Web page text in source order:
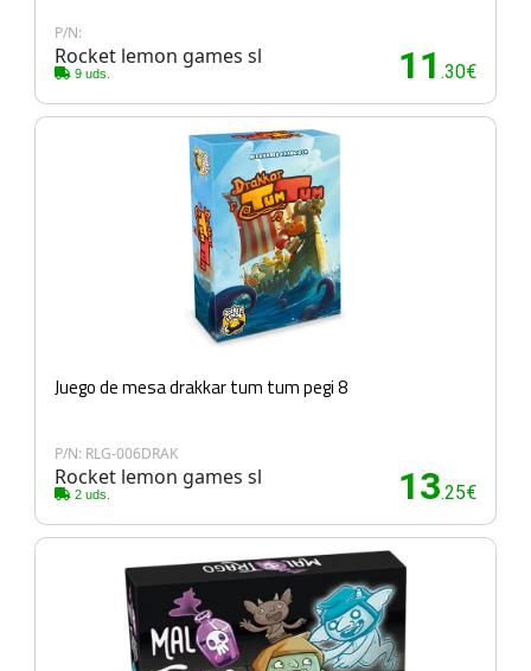
P/N:
Rocket lemon games sl
9 uds. 11 .30€
Juego de mesa drakkar tum tum pegi 8
P/N: RLG-006DRAK
Rocket lemon games sl
2 uds. 13.25€